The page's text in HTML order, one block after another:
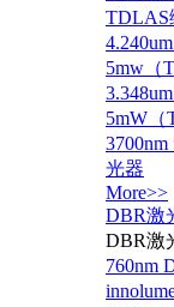
TDLAS
5mw（
5mW（
光器
More>>
DBR激
DBR激
760nm